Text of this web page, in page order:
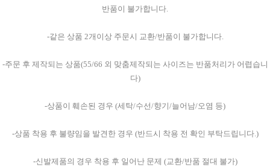
반품이 불가합니다.
-같은 상품 2개이상 주문시 교환/반품이 불가합니다.
-주문 후 제작되는 상품(55/66 외 맞춤제작되는 사이즈는 반품처리가 어렵습니
다)
-상품이 훼손된 경우 (세탁/수선/향기/늘어남/오염 등)
-상품 착용 후 불량임을 발견한 경우 (반드시 착용 전 확인 부탁드립니다.)
-신발제품의 경우 착용 후 일어난 문제 (교환/반품 절대 불가)